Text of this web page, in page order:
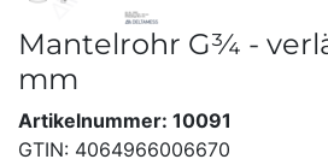
Mantelrohr G¾ -
mm
Artikelnummer: 10091
GTIN: 4064966006670